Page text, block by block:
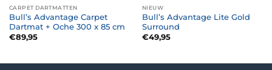
CARPET DARTMATTEN
Bull’s Advantage Carpet
Dartmat + Oche 300 x 85 cm
€89,95
NIEUW
Bull’s Advantage Lite Gold
Surround
€49,95